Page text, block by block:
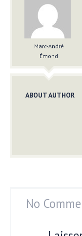
Marc-André
Émond
ABOUT AUTHOR
No